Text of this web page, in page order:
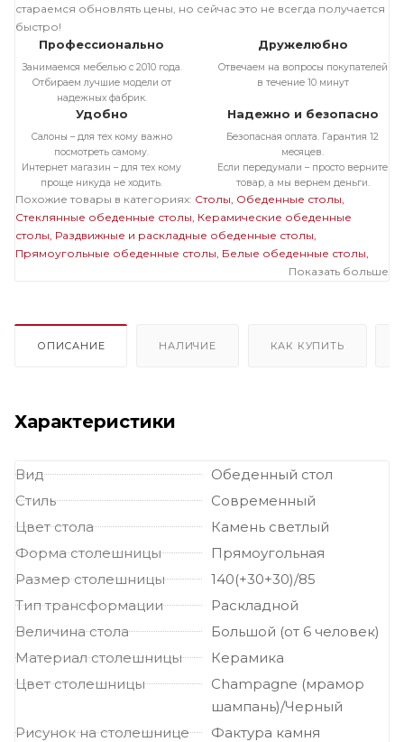
стараемся обновлять цены, но сейчас это не всегда получается
быстро!
Профессионально
Занимаемся мебелью с 2010 года.
Отбираем лучшие модели от
надежных фабрик.
Дружелюбно
Отвечаем на вопросы покупателей
в течение 10 минут
Удобно
Салоны – для тех кому важно
посмотреть самому.
Интернет магазин – для тех кому
проще никуда не ходить.
Надежно и безопасно
Безопасная оплата. Гарантия 12
месяцев.
Если передумали – просто верните
товар, а мы вернем деньги.
Похожие товары в категориях: Столы Обеденные столы
Стеклянные обеденные столы Керамические обеденные
столы Раздвижные и раскладные обеденные столы
Прямоугольные обеденные столы Белые обеденные столы
Большие обеденные
Стеклянные большие столы
прямоугольные столы
Раздвижные и раскладные белые столы
Показать больше
ОПИСАНИЕ НАЛИЧИЕ КАК КУПИТЬ
Характеристики
Вид
Обеденный стол
Стиль
Современный
Цвет стола
Камень светлый
Форма столешницы
Прямоугольная
Размер столешницы
140(+30+30)/85
Тип трансформации
Раскладной
Величина стола
Большой (от 6 человек)
Материал столешницы
Керамика
Цвет столешницы
Champagne (мрамор
шампань)/Черный
Рисунок на столешнице
Фактура камня